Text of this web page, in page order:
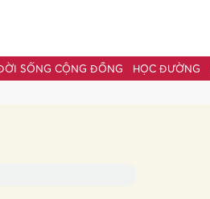
SỐNG CỘNG ĐỒNG HỌC ĐƯỜNG